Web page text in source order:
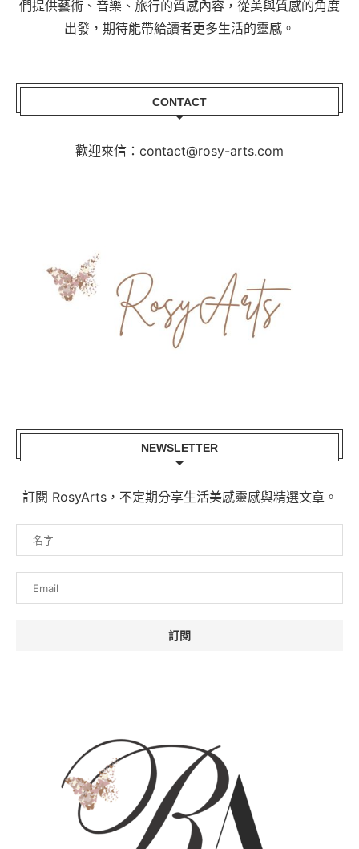
們提供藝術、音樂、旅行的質感內容，從美與質感的角度
出發，期待能帶給讀者更多生活的靈感。
CONTACT
歡迎來信：contact@rosy-arts.com
NEWSLETTER
訂閱 RosyArts，不定期分享生活美感靈感與精選文章。